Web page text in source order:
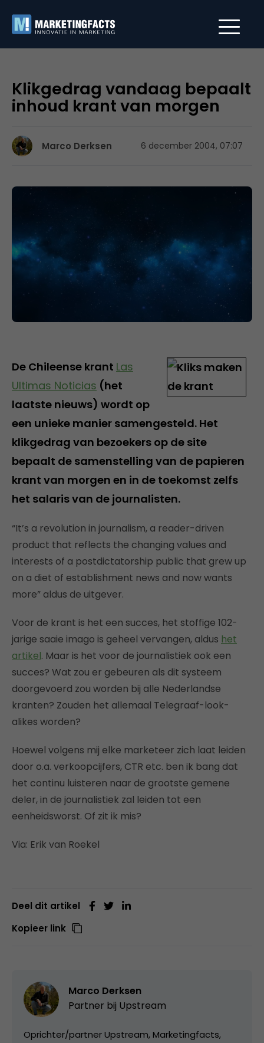
Klikgedrag vandaag bepaalt
inhoud krant van morgen
Marco Derksen 6 december 2004, 07:07
De Chileense krant Las
Ultimas Noticias (het
laatste nieuws) wordt op
een unieke manier samengesteld. Het
klikgedrag van bezoekers op de site
bepaalt de samenstelling van de papieren
krant van morgen en in de toekomst zelfs
het salaris van de journalisten.
“It’s a revolution in journalism, a reader-driven
product that reflects the changing values and
interests of a postdictatorship public that grew up
on a diet of establishment news and now wants
more” aldus de uitgever.
Voor de krant is het een succes, het stoffige 102-
jarige saaie imago is geheel vervangen, aldus het
artikel. Maar is het voor de journalistiek ook een
succes? Wat zou er gebeuren als dit systeem
doorgevoerd zou worden bij alle Nederlandse
kranten? Zouden het allemaal Telegraaf-look-
alikes worden?
Hoewel volgens mij elke marketeer zich laat leiden
door o.a. verkoopcijfers, CTR etc. ben ik bang dat
het continu luisteren naar de grootste gemene
deler, in de journalistiek zal leiden tot een
eenheidsworst. Of zit ik mis?
Via: Erik van Roekel
Deel dit artikel
Kopieer link
Marco Derksen
Partner bij Upstream
Oprichter/partner Upstream, Marketingfacts,